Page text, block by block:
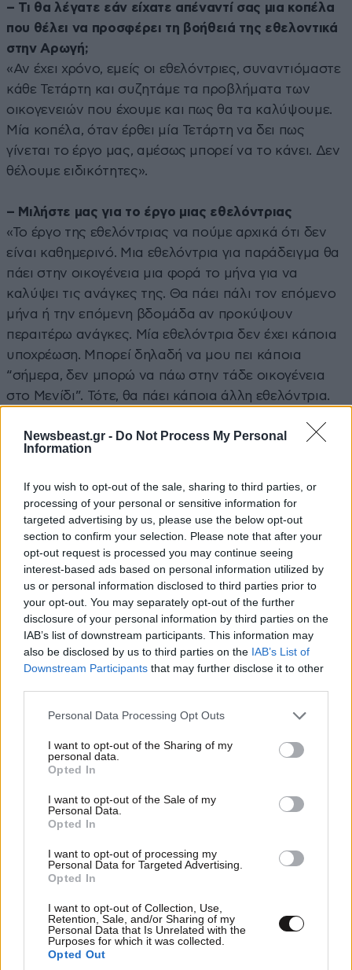
Newsbeast.gr - Do Not Process My Personal
Information
If you wish to opt-out of the sale, sharing to third parties, or
processing of your personal or sensitive information for
targeted advertising by us, please use the below opt-out
section to confirm your selection. Please note that after your
opt-out request is processed you may continue seeing
interest-based ads based on personal information utilized by
us or personal information disclosed to third parties prior to
your opt-out. You may separately opt-out of the further
disclosure of your personal information by third parties on the
IAB’s list of downstream participants. This information may
also be disclosed by us to third parties on the IAB’s List of
Downstream Participants that may further disclose it to other
Please note that this website/app uses one or more Google
not limited to your visit or usage behaviour. You may click to
grant or deny consent to Google and its third-party tags to
use your data for below specified purposes in below Google
consent section.
Personal Data Processing Opt Outs
I want to opt-out of the Sharing of my
personal data.
Opted In
I want to opt-out of the Sale of my
Personal Data.
Opted In
I want to opt-out of processing my
Personal Data for Targeted Advertising.
Opted In
I want to opt-out of Collection, Use,
Retention, Sale, and/or Sharing of my
Personal Data that Is Unrelated with the
Purposes for which it was collected.
Opted Out
– Τι θα λέγατε εάν είχατε απέναντί σας μια κοπέλα
που θέλει να προσφέρει τη βοήθειά της εθελοντικά
στην Αρωγή;
«Αν έχει χρόνο, εμείς οι εθελόντριες, συναντιόμαστε
κάθε Τετάρτη και συζητάμε τα προβλήματα των
οικογενειών που έχουμε και πως θα τα καλύψουμε.
Μία κοπέλα, όταν έρθει μία Τετάρτη να δει πως
γίνεται το έργο μας, αμέσως μπορεί να το κάνει. Δεν
θέλουμε ειδικότητες».
– Μιλήστε μας για το έργο μιας εθελόντριας
«Το έργο της εθελόντριας να πούμε αρχικά ότι δεν
είναι καθημερινό. Μια εθελόντρια για παράδειγμα θα
πάει στην οικογένεια μια φορά το μήνα για να
καλύψει τις ανάγκες της. Θα πάει πάλι τον επόμενο
μήνα ή την επόμενη βδομάδα αν προκύψουν
περαιτέρω ανάγκες. Μία εθελόντρια δεν έχει κάποια
υποχρέωση. Μπορεί δηλαδή να μου πει κάποια
“σήμερα, δεν μπορώ να πάω στην τάδε οικογένεια
στο Μενίδι”. Τότε, θα πάει κάποια άλλη εθελόντρια.
ασχοληθεί με την Αρωγή, να μην έχει χρόνο. Έχει την
ευκαιρία να κινείται τελείως ελεύθερα».
Τι είναι η Αρωγή
Το εθελοντικό έργο του φιλανθρωπικού, μη
κερδοσκοπικού Σωματείου «Αρωγή» μετρά ήδη από
το 1995 και συνεχίζεται, χάρη στην θερμή υποστήριξη
και στην ακούραστη προσφορά των μελών και των
εθελοντών του Σωματείου.
Μέσω του εθελοντισμού η «Αρωγή»
ανάγκη καθώς και σε άπορα παιδιά με ειδικές
ικανότητες, σε μία προσπάθεια να συνεισφέρει στη
βελτίωση του επιπέδου διαβίωσης τους. Αξίζει να